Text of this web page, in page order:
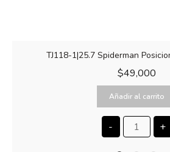
TJ118-1|25.7 Spiderman
$49,000
Añadir al carrito
- +